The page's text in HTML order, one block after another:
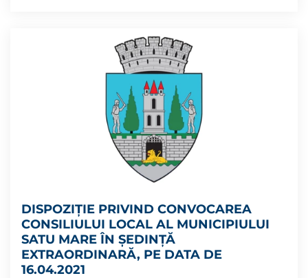
DISPOZIȚIE PRIVIND CONVOCAREA
CONSILIULUI LOCAL AL MUNICIPIULUI
SATU MARE ÎN ŞEDINŢĂ
EXTRAORDINARĂ, PE DATA DE
16.04.2021